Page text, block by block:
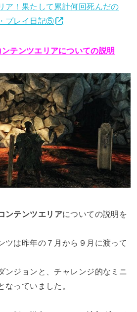
ア！果たして累計何回死んだの
プレイ日記⑤
テンツエリアについての説明
ンテンツエリアについての説明を
ツは昨年の７月から９月に渡って
ンジョンと、チャレンジ的なミニ
なっていました。